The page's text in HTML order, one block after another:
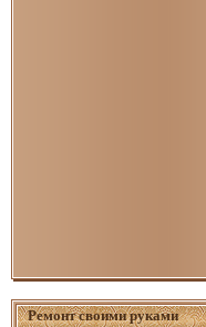
Ремонт своими руками